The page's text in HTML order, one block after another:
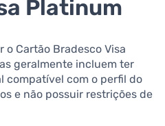
Platinum
o Cartão Bradesco Visa
geralmente incluem ter
compatível com o perfil do
e não possuir restrições de